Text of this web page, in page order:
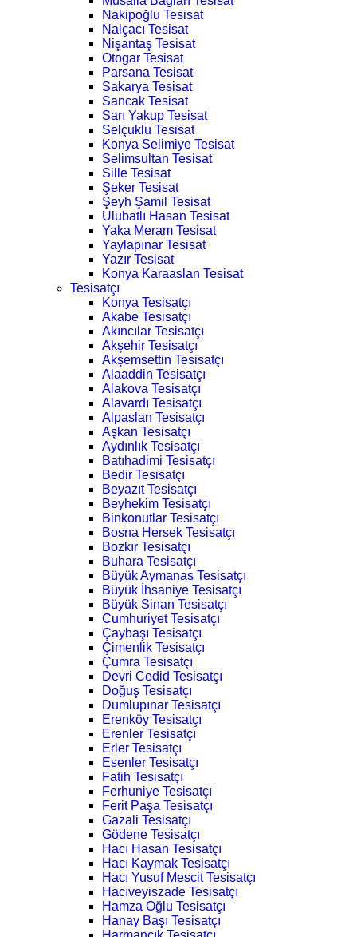
Nakipoğlu Tesisat
Nalçacı Tesisat
Nişantaş Tesisat
Otogar Tesisat
Parsana Tesisat
Sakarya Tesisat
Sancak Tesisat
Sarı Yakup Tesisat
Selçuklu Tesisat
Konya Selimiye Tesisat
Selimsultan Tesisat
Sille Tesisat
Şeker Tesisat
Şeyh Şamil Tesisat
Ulubatlı Hasan Tesisat
Yaka Meram Tesisat
Yaylapınar Tesisat
Yazır Tesisat
Konya Karaaslan Tesisat
Tesisatçı
Konya Tesisatçı
Akabe Tesisatçı
Akıncılar Tesisatçı
Akşehir Tesisatçı
Akşemsettin Tesisatçı
Alaaddin Tesisatçı
Alakova Tesisatçı
Alavardı Tesisatçı
Alpaslan Tesisatçı
Aşkan Tesisatçı
Aydınlık Tesisatçı
Batıhadimi Tesisatçı
Bedir Tesisatçı
Beyazıt Tesisatçı
Beyhekim Tesisatçı
Binkonutlar Tesisatçı
Bosna Hersek Tesisatçı
Bozkır Tesisatçı
Buhara Tesisatçı
Büyük Aymanas Tesisatçı
Büyük İhsaniye Tesisatçı
Büyük Sinan Tesisatçı
Cumhuriyet Tesisatçı
Çaybaşı Tesisatçı
Çimenlik Tesisatçı
Çumra Tesisatçı
Devri Cedid Tesisatçı
Doğuş Tesisatçı
Dumlupınar Tesisatçı
Erenköy Tesisatçı
Erenler Tesisatçı
Erler Tesisatçı
Esenler Tesisatçı
Fatih Tesisatçı
Ferhuniye Tesisatçı
Ferit Paşa Tesisatçı
Gazali Tesisatçı
Gödene Tesisatçı
Hacı Hasan Tesisatçı
Hacı Kaymak Tesisatçı
Hacı Yusuf Mescit Tesisatçı
Hacıveyiszade Tesisatçı
Hamza Oğlu Tesisatçı
Hanay Başı Tesisatçı